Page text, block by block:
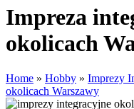
Impreza
okolicach
Home » Hobby » Imprezy
okolicach Warszawy